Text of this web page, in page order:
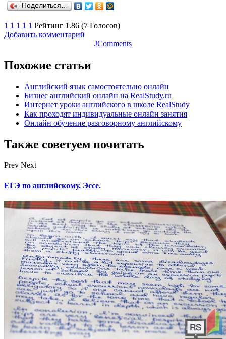
Поделиться…
1 1 1 1 1 Рейтинг 1.86 (7 Голосов)
Добавить комментарий
JComments
Похожие статьи
Английский язык самостоятельно онлайн
Бизнес английский онлайн на RealStudy.ru
Интернет уроки английского в школе RealStudy
Как проходят индивидуальные онлайн занятия
Онлайн обучение разговорному английскому
Также советуем почитать
Prev Next
ЕГЭ по английскому. Эссе.